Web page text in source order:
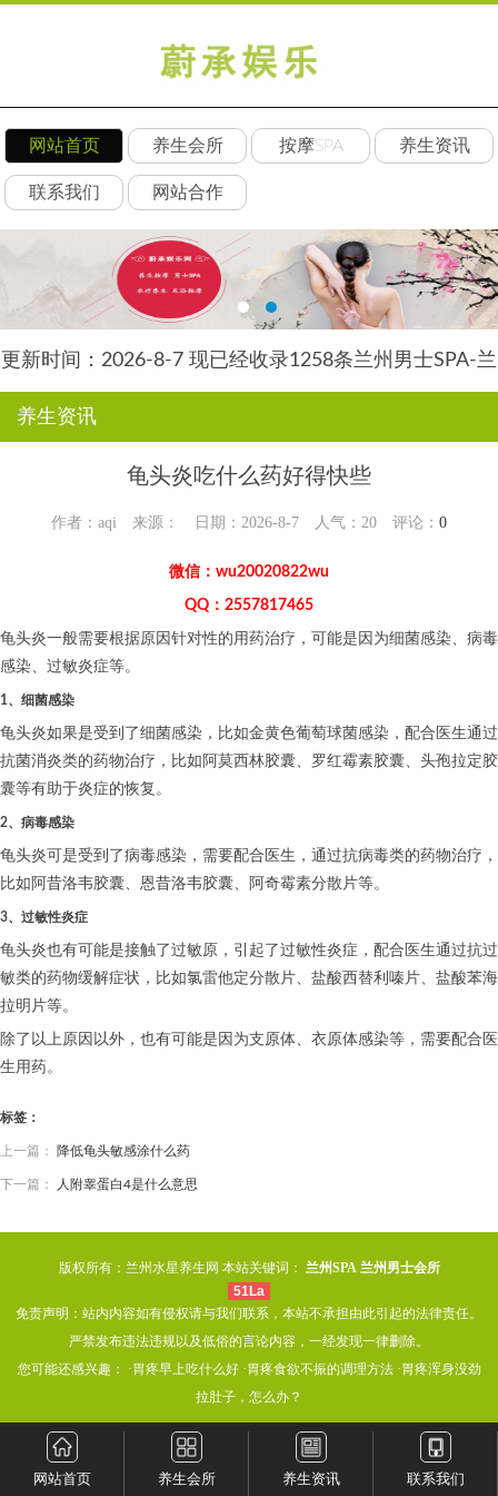
网站首页 养生会所 按摩SPA 养生资讯
联系我们 网站合作
更新时间：2026-8-7 现已经收录1258条兰州男士SPA-兰
养生资讯
龟头炎吃什么药好得快些
作者：aqi 来源： 日期：2026-8-7 人气： 20 评论： 0
微信：wu20020822wu
QQ：2557817465
龟头炎一般需要根据原因针对性的用药治疗，可能是因为细菌感染、病毒
感染、过敏炎症等。
1、细菌感染
龟头炎如果是受到了细菌感染，比如金黄色葡萄球菌感染，配合医生通过
抗菌消炎类的药物治疗，比如阿莫西林胶囊、罗红霉素胶囊、头孢拉定胶
囊等有助于炎症的恢复。
2、病毒感染
龟头炎可是受到了病毒感染，需要配合医生，通过抗病毒类的药物治疗，
比如阿昔洛韦胶囊、恩昔洛韦胶囊、阿奇霉素分散片等。
3、过敏性炎症
龟头炎也有可能是接触了过敏原，引起了过敏性炎症，配合医生通过抗过
敏类的药物缓解症状，比如氯雷他定分散片、盐酸西替利嗪片、盐酸苯海
拉明片等。
除了以上原因以外，也有可能是因为支原体、衣原体感染等，需要配合医
生用药。
标签：
上一篇： 降低龟头敏感涂什么药
下一篇： 人附睾蛋白4是什么意思
版权所有：兰州水星养生网 本站关键词： 兰州SPA 兰州男士会所
51La
免责声明：站内内容如有侵权请与我们联系，本站不承担由此引起的法律责任。
严禁发布违法违规以及低俗的言论内容，一经发现一律删除。
您可能还感兴趣： ·胃疼早上吃什么好·胃疼食欲不振的调理方法·胃疼浑身没劲
拉肚子，怎么办？
网站首页 养生会所 养生资讯 联系我们